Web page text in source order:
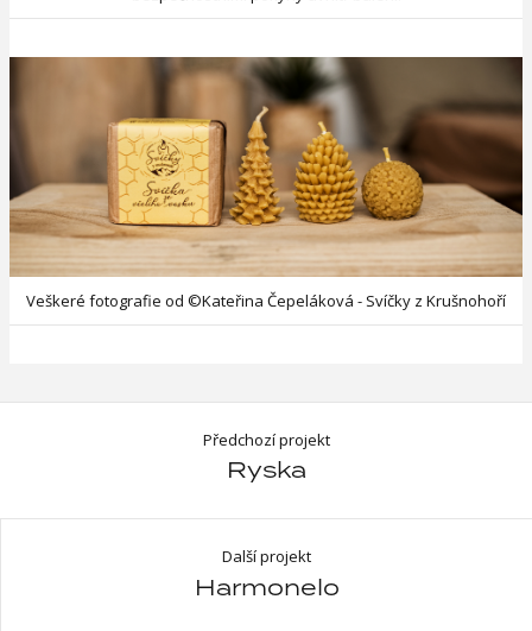
Veškeré fotografie od ©Kateřina Čepeláková - Svíčky z Krušnohoří
Předchozí projekt
Ryska
Další projekt
Harmonelo